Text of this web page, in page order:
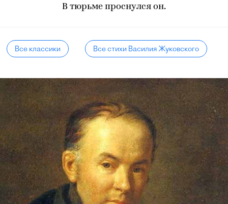
В тюрьме проснулся он.
Все классики Все стихи Василия Жуковского